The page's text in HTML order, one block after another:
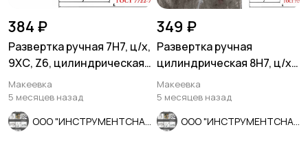
384 ₽
Развертка ручная 7Н7, ц/х,
9ХС, Z6, цилиндрическая,
107/54 мм, СССР.
Макеевка
5 месяцев назад
349 ₽
Развертка ручная
цилиндрическая 8Н7, ц/х,
9ХС, Z6, прямозубая,
115/58.
Макеевка
5 месяцев назад